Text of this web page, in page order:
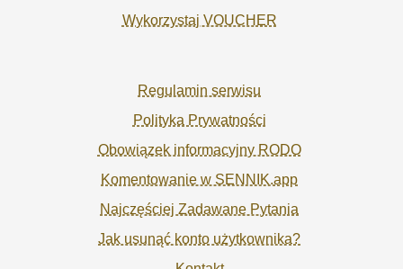
Wykorzystaj VOUCHER
Regulamin serwisu
Polityka Prywatności
Obowiązek informacyjny RODO
Komentowanie w SENNIK.app
Najczęściej Zadawane Pytania
Jak usunąć konto użytkownika?